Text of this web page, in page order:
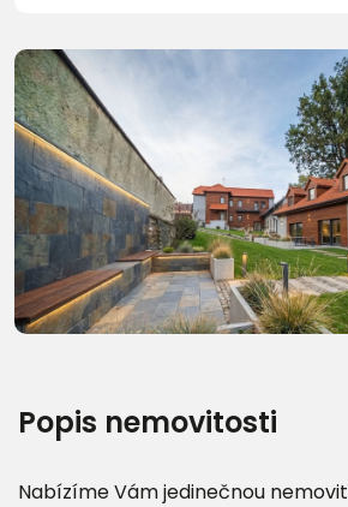
Další fotografie
Popis nemovitosti
Nabízíme Vám jedinečnou